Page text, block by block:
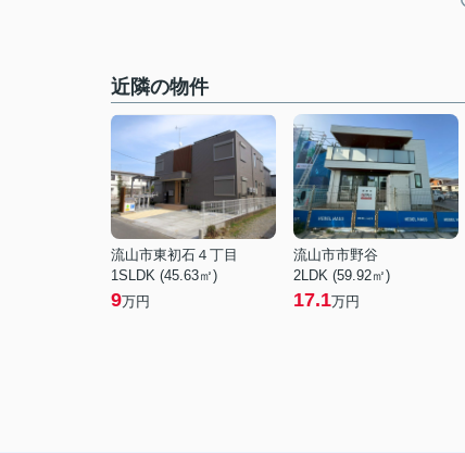
近隣の物件
流山市東初石４丁目
1SLDK (45.63㎡)
9万円
流山市市野谷
2LDK (59.92㎡)
17.1万円